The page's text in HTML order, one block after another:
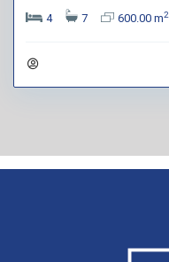
4
7 600.00 m2